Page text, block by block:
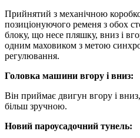
Прийнятий з механічною
позиціонуючого ременя з обох
блоку, що несе пляшку, вниз і
одним маховиком з метою
регулювання.
Головка машини вгору і вниз:
Він приймає двигун вгору і
більш зручною.
Новий пароусадочний тунель: